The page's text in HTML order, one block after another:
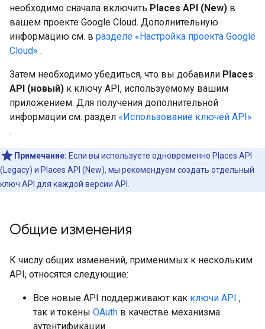
необходимо сначала включить Places API (New) в
вашем проекте Google Cloud. Дополнительную
информацию см. в разделе «Настройка проекта Google
Cloud» .
Затем необходимо убедиться, что вы добавили Places
API (новый) к ключу API, используемому вашим
приложением. Для получения дополнительной
информации см. раздел «Использование ключей API»
.
Примечание: Если вы используете одновременно Places API
(Legacy) и Places API (New), мы рекомендуем создать отдельный
ключ API для каждой версии API.
Общие изменения
К числу общих изменений, применимых к нескольким
API, относятся следующие:
Все новые API поддерживают как ключи API ,
так и токены OAuth в качестве механизма
аутентификации.